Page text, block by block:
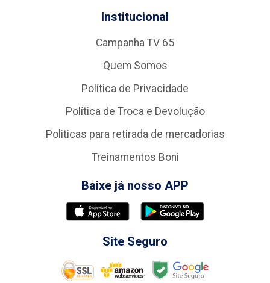
Institucional
Campanha TV 65
Quem Somos
Política de Privacidade
Política de Troca e Devolução
Politicas para retirada de mercadorias
Treinamentos Boni
Baixe já nosso APP
Site Seguro